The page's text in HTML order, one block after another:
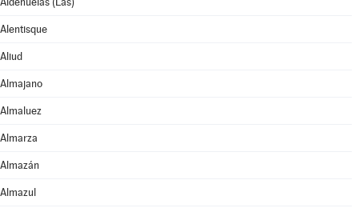
Alentisque
Aliud
Almajano
Almaluez
Almarza
Almazán
Almazul